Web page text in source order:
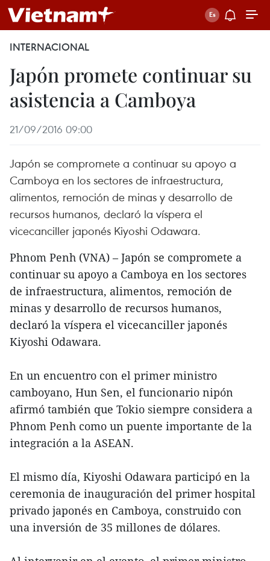
INTERNACIONAL
Japón promete continuar su
asistencia a Camboya
21/09/2016 09:00
Japón se compromete a continuar su apoyo a
Camboya en los sectores de infraestructura,
alimentos, remoción de minas y desarrollo de
recursos humanos, declaró la víspera el
vicecanciller japonés Kiyoshi Odawara.
Phnom Penh (VNA) – Japón se compromete a
continuar su apoyo a Camboya en los sectores
de infraestructura, alimentos, remoción de
minas y desarrollo de recursos humanos,
declaró la víspera el vicecanciller japonés
Kiyoshi Odawara.
En un encuentro con el primer ministro
camboyano, Hun Sen, el funcionario nipón
afirmó también que Tokio siempre considera a
Phnom Penh como un puente importante de la
integración a la ASEAN.
El mismo día, Kiyoshi Odawara participó en la
ceremonia de inauguración del primer hospital
privado japonés en Camboya, construido con
una inversión de 35 millones de dólares.